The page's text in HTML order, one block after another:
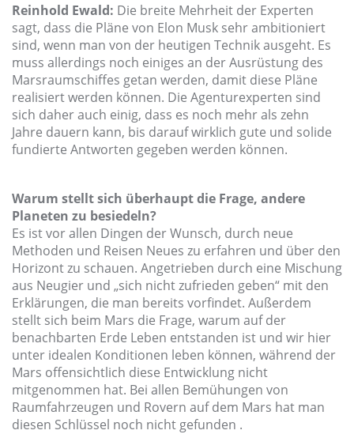
Reinhold Ewald: Die breite Mehrheit der Experten
sagt, dass die Pläne von Elon Musk sehr ambitioniert
sind, wenn man von der heutigen Technik ausgeht. Es
muss allerdings noch einiges an der Ausrüstung des
Marsraumschiffes getan werden, damit diese Pläne
realisiert werden können. Die Agenturexperten sind
sich daher auch einig, dass es noch mehr als zehn
Jahre dauern kann, bis darauf wirklich gute und solide
fundierte Antworten gegeben werden können.
Warum stellt sich überhaupt die Frage, andere
Planeten zu besiedeln?
Es ist vor allen Dingen der Wunsch, durch neue
Methoden und Reisen Neues zu erfahren und über den
Horizont zu schauen. Angetrieben durch eine Mischung
aus Neugier und „sich nicht zufrieden geben“ mit den
Erklärungen, die man bereits vorfindet. Außerdem
stellt sich beim Mars die Frage, warum auf der
benachbarten Erde Leben entstanden ist und wir hier
unter idealen Konditionen leben können, während der
Mars offensichtlich diese Entwicklung nicht
mitgenommen hat. Bei allen Bemühungen von
Raumfahrzeugen und Rovern auf dem Mars hat man
diesen Schlüssel noch nicht gefunden .